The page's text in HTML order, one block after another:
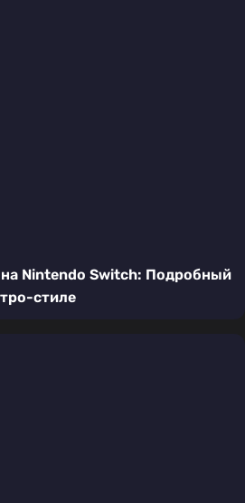
на Nintendo Switch: Подробный
стиле